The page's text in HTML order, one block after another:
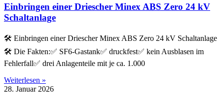
Einbringen einer Driescher Minex ABS Zero 24 kV
Schaltanlage
🛠️ Einbringen einer Driescher Minex ABS Zero 24 kV Schaltanlage
🛠️ Die Fakten:✅ SF6-Gastank✅ druckfest✅ kein Ausblasen im
Fehlerfall✅ drei Anlagenteile mit je ca. 1.000
Weiterlesen »
28. Januar 2026